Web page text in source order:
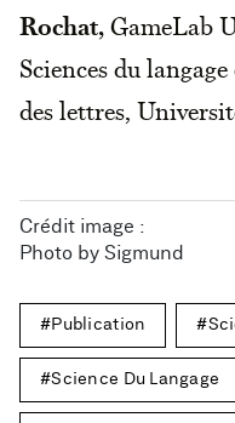
Rochat,GameLab
Sciences du
des lettres,
Crédit image :
Photo by Sigmund
Publication
Science Du Langage